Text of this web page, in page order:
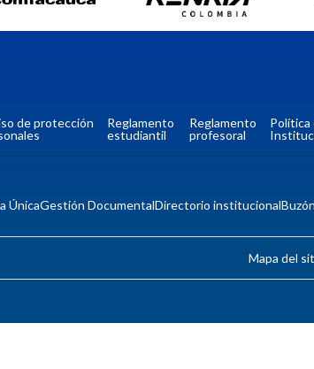
de protección
Reglamento
estudiantil
Reglamento
profesoral
Política
ÚnicaGestión DocumentalDirectorio institucional
Mapa del